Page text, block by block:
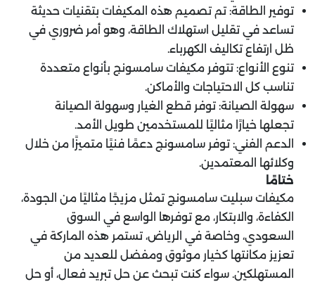
توفير الطاقة: تم تصميم هذه المكيفات بتقنيات حديثة
تساعد في تقليل استهلاك الطاقة، وهو أمر ضروري في
ظل ارتفاع تكاليف الكهرباء.
تنوع الأنواع: تتوفر مكيفات سامسونج بأنواع متعددة
تناسب كل الاحتياجات والأماكن.
سهولة الصيانة: توفر قطع الغيار وسهولة الصيانة
تجعلها خيارًا مثاليًا للمستخدمين طويل الأمد.
الدعم الفني: توفر سامسونج دعمًا فنيًا متميزًا من خلال
وكلائها المعتمدين.
ختامًا
مكيفات سبليت سامسونج تمثل مزيجًا مثاليًا من الجودة،
الكفاءة، والابتكار، مع توفرها الواسع في السوق
السعودي، وخاصة في الرياض، تستمر هذه الماركة في
تعزيز مكانتها كخيار موثوق ومفضل للعديد من
المستهلكين. سواء كنت تبحث عن حل تبريد فعال، أو حل